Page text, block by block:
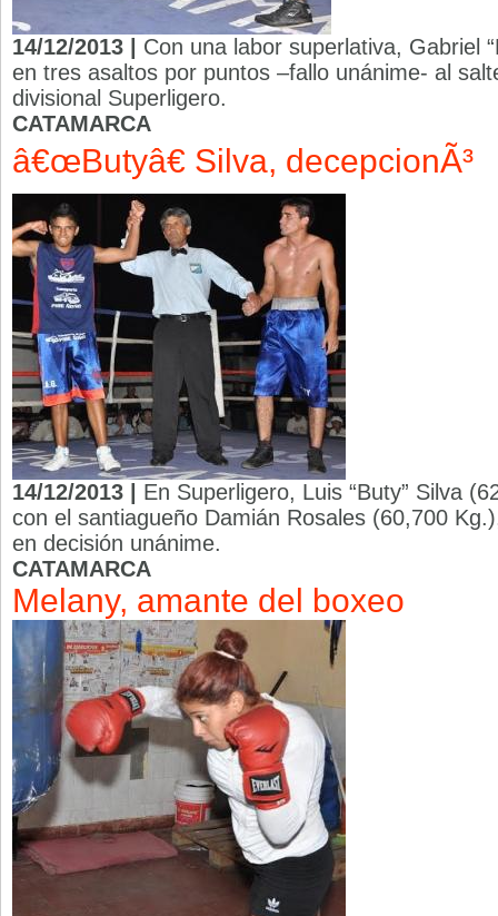
14/12/2013 | Con una labor superlativa, Gabriel
en tres asaltos por puntos –fallo unánime- al
divisional Superligero.
CATAMARCA
â€œButyâ€ Silva, decepcionÃ³
14/12/2013 | En Superligero, Luis “Buty” Silva
con el santiagueño Damián Rosales (60,700
en decisión unánime.
CATAMARCA
Melany, amante del boxeo